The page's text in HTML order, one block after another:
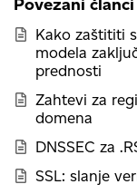
Kako zaštititi
modela
prednosti
Zahtevi za
domena
DNSSEC za
SSL: slanje